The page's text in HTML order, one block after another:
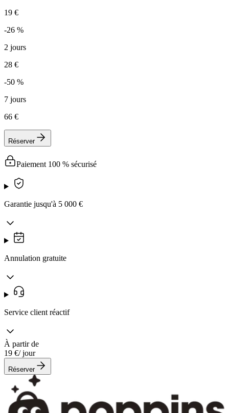
19 €
-26 %
2 jours
28 €
-50 %
7 jours
66 €
Réserver
Paiement 100 % sécurisé
Garantie jusqu'à 5 000 €
Annulation gratuite
Service client réactif
À partir de
19 €/ jour
Réserver